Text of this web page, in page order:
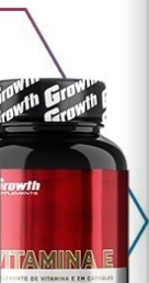
externos que